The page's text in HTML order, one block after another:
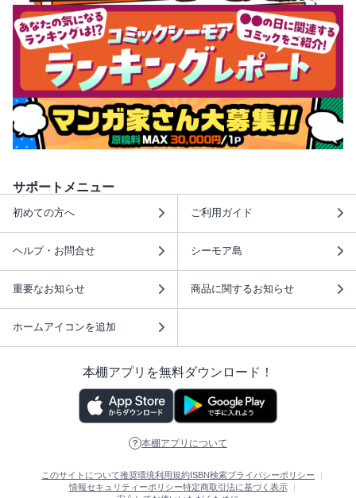
サポートメニュー
初めての方へ ご利用ガイド
ヘルプ・お問合せ シーモア島
重要なお知らせ 商品に関するお知らせ
ホームアイコンを追加
本棚アプリを無料ダウンロード！
本棚アプリについて
このサイトについて推奨環境利用規約ISBN検索プライバシーポリシー
情報セキュリティーポリシー特定商取引法に基づく表示